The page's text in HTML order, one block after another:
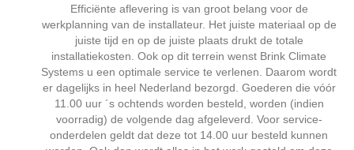
Efficiënte aflevering is van groot belang voor de
werkplanning van de installateur. Het juiste materiaal op de
juiste tijd en op de juiste plaats drukt de totale
installatiekosten. Ook op dit terrein wenst Brink Climate
Systems u een optimale service te verlenen. Daarom wordt
er dagelijks in heel Nederland bezorgd. Goederen die vóór
11.00 uur ´s ochtends worden besteld, worden (indien
voorradig) de volgende dag afgeleverd. Voor service-
onderdelen geldt dat deze tot 14.00 uur besteld kunnen